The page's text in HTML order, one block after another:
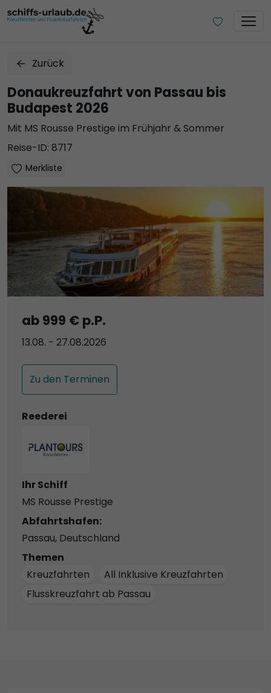
Zurück
Donaukreuzfahrt von Passau bis
Budapest 2026
Mit MS Rousse Prestige im Frühjahr & Sommer
Reise-ID: 8717
Merkliste
ab 999 € p.P.
13.08. - 27.08.2026
Zu den Terminen
Reederei
Ihr Schiff
MS Rousse Prestige
Abfahrtshafen:
Passau, Deutschland
Themen
Kreuzfahrten
All Inklusive Kreuzfahrten
Flusskreuzfahrt ab Passau